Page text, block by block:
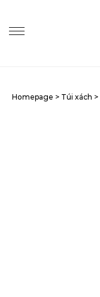
Homepage > Túi xách >